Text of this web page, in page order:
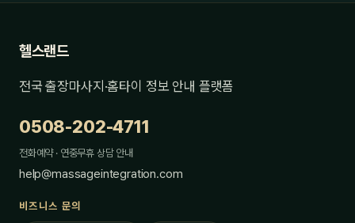
헬스랜드
전국 출장마사지·홈타이 정보 안내 플랫폼
0508-202-4711
전화예약 · 연중무휴 상담 안내
help@massageintegration.com
비즈니스 문의